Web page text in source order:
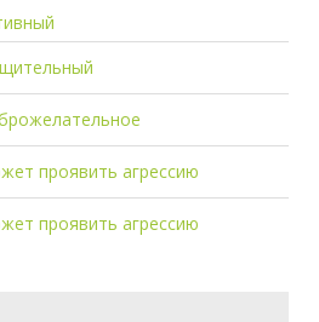
проявить агрессию
проявить агрессию